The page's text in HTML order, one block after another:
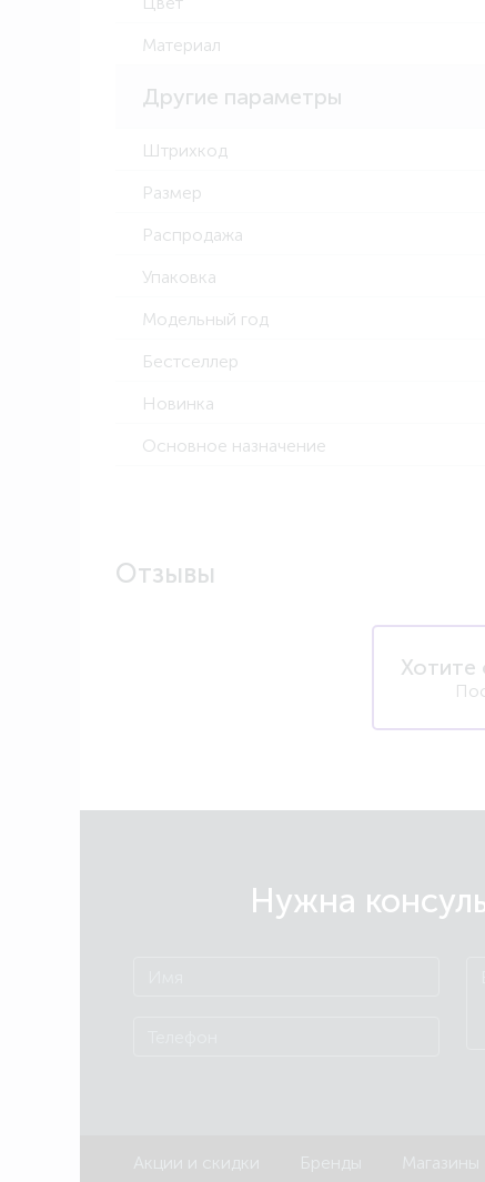
Материал
Другие параметры
Штрихкод
Размер
Распродажа
Упаковка
Модельный год
Бестселлер
Новинка
Основное назначение
Отзывы
Хотите
Нужна
Акции и скидки Бренды Магазины